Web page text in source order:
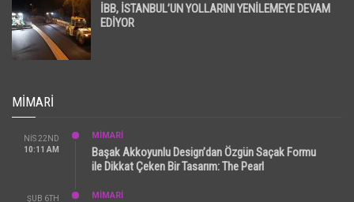
İBB, İSTANBUL’UN YOLLARINI YENİLEMEYE DEVAM
EDİYOR
MIMARI
NIS 22ND
10:11 AM
MİMARİ
Başak Akkoyunlu Design’dan Özgün Saçak Formu
ile Dikkat Çeken Bir Tasarım: The Pearl
ŞUB 6TH
MİMARİ